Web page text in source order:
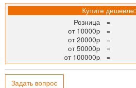
Купите дешевле:
Розница
=
от 10000р
=
от 20000р
=
от 50000р
=
от 100000р
=
Задать вопрос